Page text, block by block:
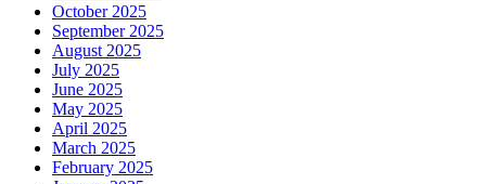
October 2025
September 2025
August 2025
July 2025
June 2025
May 2025
April 2025
March 2025
February 2025